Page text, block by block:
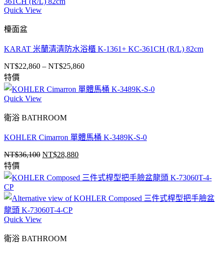
NT$46,510。
Quick View
檯面盆
KARAT 米蘭清清防水浴櫃 K-1361+ KC-361CH (R/L) 82cm
NT$22,860 – NT$25,860價
範
NT$25,860
特價
Quick View
衛浴 BATHROOM
KOHLER Cimarron 單體馬桶 K-3489K-S-0
NT$36,100 原
價
NT$36,100。
NT$28,880目
價
NT$28,880。
特價
Quick View
衛浴 BATHROOM